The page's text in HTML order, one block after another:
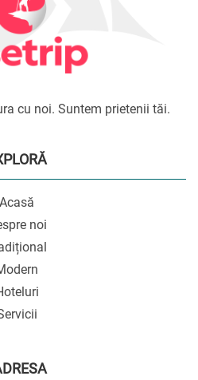
cu noi. Suntem prietenii tăi.
Acasă
noi